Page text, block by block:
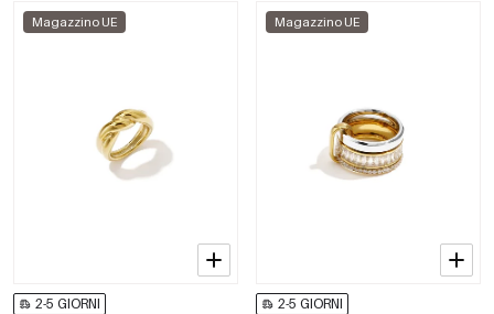
Magazzino UE
2-5 GIORNI
Magazzino UE
2-5 GIORNI